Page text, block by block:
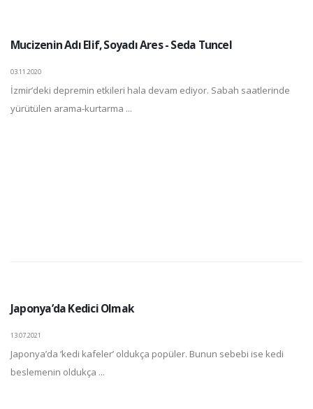
Mucizenin Adı Elif, Soyadı Ares - Seda Tuncel
03.11.2020
İzmir’deki depremin etkileri hala devam ediyor. Sabah saatlerinde
yürütülen arama-kurtarma ...
Japonya’da Kedici Olmak
13.07.2021
Japonya’da ‘kedi kafeler’ oldukça popüler. Bunun sebebi ise kedi
beslemenin oldukça ...